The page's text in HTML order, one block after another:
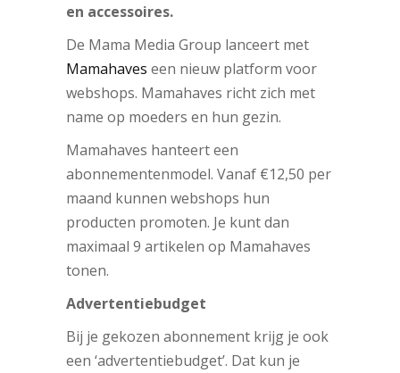
en accessoires.
De Mama Media Group lanceert met
Mamahaves een nieuw platform voor
webshops. Mamahaves richt zich met
name op moeders en hun gezin.
Mamahaves hanteert een
abonnementenmodel. Vanaf €12,50 per
maand kunnen webshops hun
producten promoten. Je kunt dan
maximaal 9 artikelen op Mamahaves
tonen.
Advertentiebudget
Bij je gekozen abonnement krijg je ook
een ‘advertentiebudget’. Dat kun je